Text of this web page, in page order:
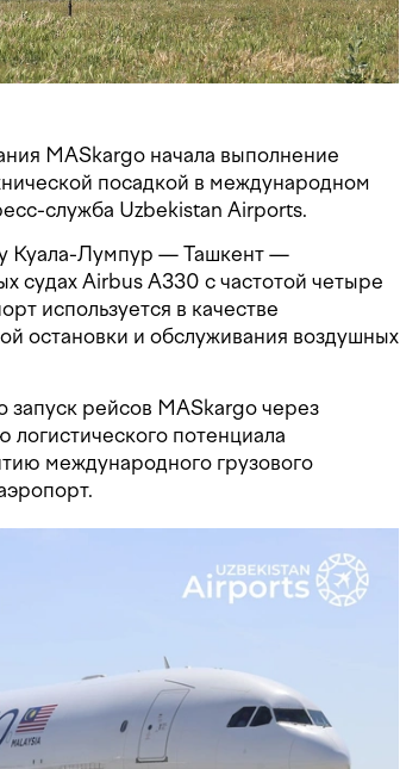
MASkargo начала выполнение
посадкой в международном
служба Uzbekistan Airports.
Куала-Лумпур — Ташкент —
судах Airbus A330 с частотой четыре
используется в качестве
остановки и обслуживания воздушных
запуск рейсов MASkargo через
потенциала
международного грузового